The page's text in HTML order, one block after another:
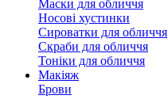
Маски для обличчя
Носові хустинки
Сироватки для обличчя
Скраби для обличчя
Тоніки для обличчя
Макіяж
Брови